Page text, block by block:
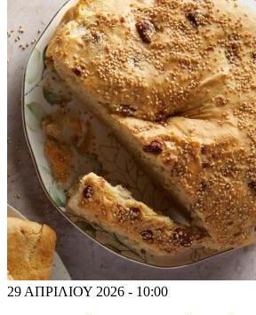
29 ΑΠΡΙΛΙΟΥ 2026 - 10:00